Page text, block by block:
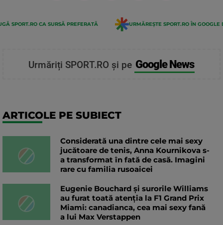
SPORT.RO CA SURSĂ PREFERATĂ URMĂREȘTE SPORT.RO ÎN GOOGLE
Urmăriți SPORT.RO și pe Google News
ARTICOLE PE SUBIECT
Considerată una dintre cele mai sexy
jucătoare de tenis, Anna Kournikova s-
a transformat în fată de casă. Imagini
rare cu familia rusoaicei
Eugenie Bouchard și surorile Williams
au furat toată atenția la F1 Grand Prix
Miami: canadianca, cea mai sexy fană
a lui Max Verstappen